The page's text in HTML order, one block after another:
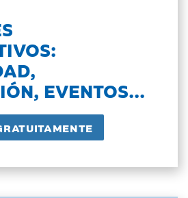
EVENTOS...